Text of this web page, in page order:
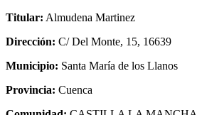
Titular: Almudena Martinez
Dirección: C/ Del Monte, 15, 16639
Municipio: Santa María de los Llanos
Provincia: Cuenca